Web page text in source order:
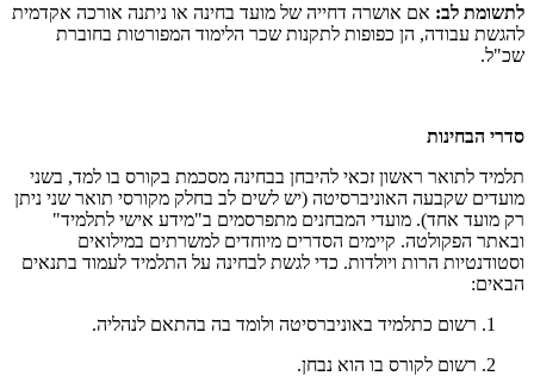
לתשומת לב: אם אושרה דחייה של מועד בחינה או ניתנה אורכה אקדמית
להגשת עבודה, הן כפופות לתקנות שכר הלימוד המפורטות בחוברת
שכ"ל.
סדרי הבחינות
תלמיד לתואר ראשון זכאי להיבחן בבחינה מסכמת בקורס בו למד, בשני
מועדים שקבעה האוניברסיטה (יש לשים לב בחלק מקורסי תואר שני ניתן
רק מועד אחד). מועדי המבחנים מתפרסמים ב"מידע אישי לתלמיד"
ובאתר הפקולטה. קיימים הסדרים מיוחדים למשרתים במילואים
וסטודנטיות הרות ויולדות. כדי לגשת לבחינה על התלמיד לעמוד בתנאים
הבאים:
רשום כתלמיד באוניברסיטה ולומד בה בהתאם לנהליה.
רשום לקורס בו הוא נבחן.